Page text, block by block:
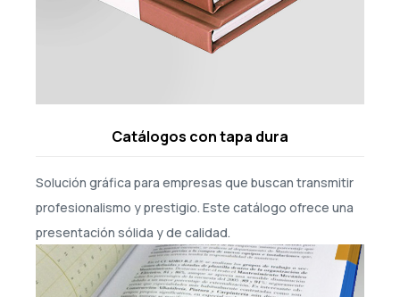
Catálogos con tapa dura
Solución gráfica para empresas que buscan transmitir
profesionalismo y prestigio. Este catálogo ofrece una
presentación sólida y de calidad.